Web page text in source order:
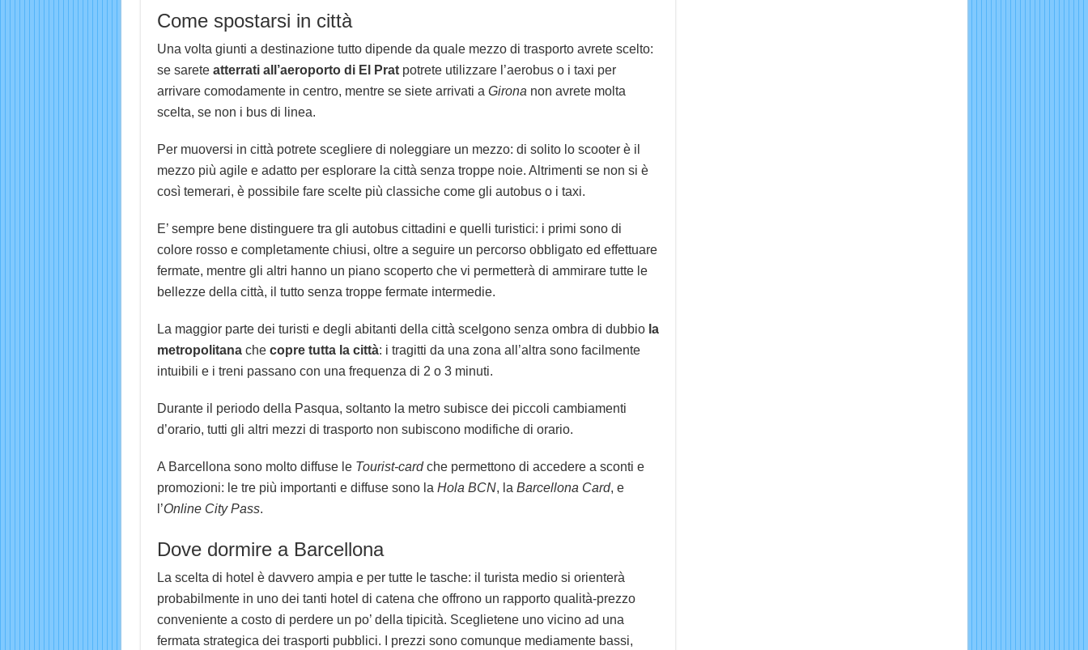
Come spostarsi in città
Una volta giunti a destinazione tutto dipende da quale mezzo di trasporto avrete scelto:
se sarete atterrati all’aeroporto di El Prat potrete utilizzare l’aerobus o i taxi per
arrivare comodamente in centro, mentre se siete arrivati a Girona non avrete molta
scelta, se non i bus di linea.
Per muoversi in città potrete scegliere di noleggiare un mezzo: di solito lo scooter è il
mezzo più agile e adatto per esplorare la città senza troppe noie. Altrimenti se non si è
così temerari, è possibile fare scelte più classiche come gli autobus o i taxi.
E’ sempre bene distinguere tra gli autobus cittadini e quelli turistici: i primi sono di
colore rosso e completamente chiusi, oltre a seguire un percorso obbligato ed effettuare
fermate, mentre gli altri hanno un piano scoperto che vi permetterà di ammirare tutte le
bellezze della città, il tutto senza troppe fermate intermedie.
La maggior parte dei turisti e degli abitanti della città scelgono senza ombra di dubbio la
metropolitanache copre tutta la città: i tragitti da una zona all’altra sono facilmente
intuibili e i treni passano con una frequenza di 2 o 3 minuti.
Durante il periodo della Pasqua, soltanto la metro subisce dei piccoli cambiamenti
d’orario, tutti gli altri mezzi di trasporto non subiscono modifiche di orario.
A Barcellona sono molto diffuse le Tourist-cardche permettono di accedere a sconti e
promozioni: le tre più importanti e diffuse sono la Hola BCN, la Barcellona Card, e
l’Online City Pass.
Dove dormire a Barcellona
La scelta di hotel è davvero ampia e per tutte le tasche: il turista medio si orienterà
probabilmente in uno dei tanti hotel di catena che offrono un rapporto qualità-prezzo
conveniente a costo di perdere un po’ della tipicità. Sceglietene uno vicino ad una
fermata strategica dei trasporti pubblici. I prezzi sono comunque mediamente bassi,